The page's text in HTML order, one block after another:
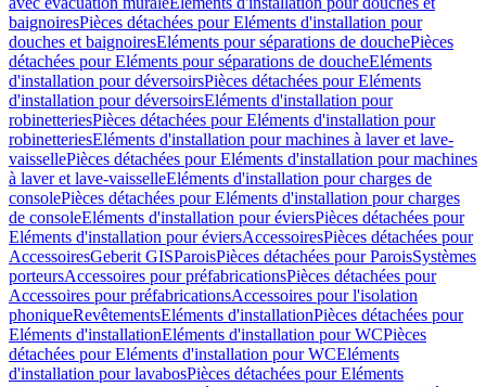
baignoiresPièces détachées pour Eléments d'installation pour
douches et baignoiresEléments pour séparations de douchePièces
détachées pour Eléments pour séparations de doucheEléments
d'installation pour déversoirsPièces détachées pour Eléments
d'installation pour déversoirsEléments d'installation pour
robinetteriesPièces détachées pour Eléments d'installation pour
robinetteriesEléments d'installation pour machines à laver et lave-
vaissellePièces détachées pour Eléments d'installation pour machines
à laver et lave-vaisselleEléments d'installation pour charges de
consolePièces détachées pour Eléments d'installation pour charges
de consoleEléments d'installation pour éviersPièces détachées pour
Eléments d'installation pour éviersAccessoiresPièces détachées pour
AccessoiresGeberit GISParoisPièces détachées pour ParoisSystèmes
porteursAccessoires pour préfabricationsPièces détachées pour
Accessoires pour préfabricationsAccessoires pour l'isolation
phoniqueRevêtementsEléments d'installationPièces détachées pour
Eléments d'installationEléments d'installation pour WCPièces
détachées pour Eléments d'installation pour WCEléments
d'installation pour lavabosPièces détachées pour Eléments